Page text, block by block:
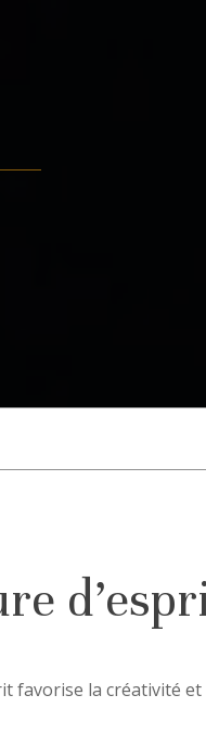
favorise la créativité